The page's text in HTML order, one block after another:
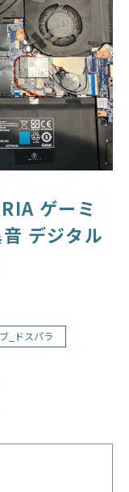
ゲーミ
デジタル
_ドスパラ